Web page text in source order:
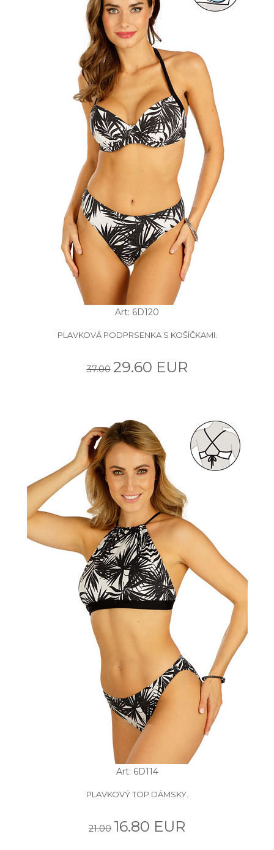
Art: 6D120
PLAVKOVÁ PODPRSENKA S KOŠÍČKAMI.
37.00 29.60 EUR
Art: 6D114
PLAVKOVÝ TOP DÁMSKY.
21.00 16.80 EUR